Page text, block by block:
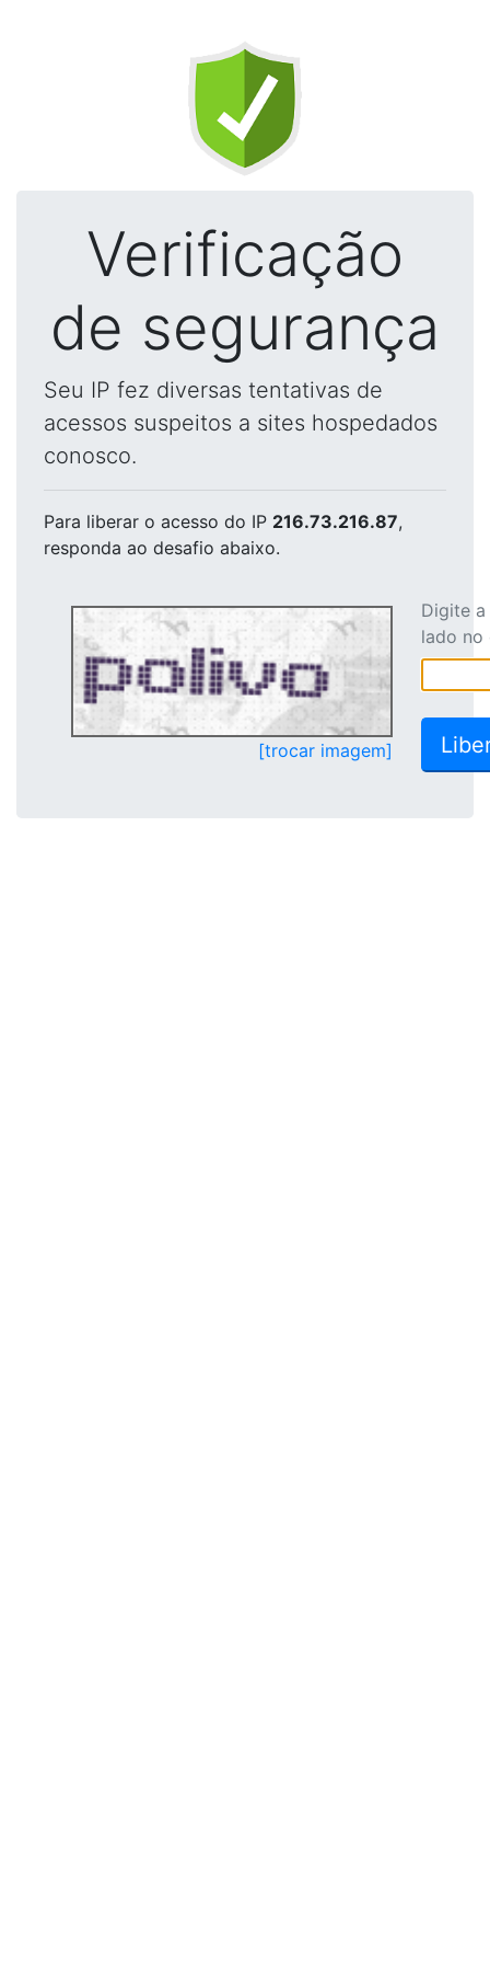
Verificação
de segurança
Seu IP fez diversas tentativas de
acessos suspeitos a sites hospedados
conosco.
Para liberar o acesso do IP 216.73.216.87,
responda ao desafio abaixo.
[trocar imagem]
Digite
lado no